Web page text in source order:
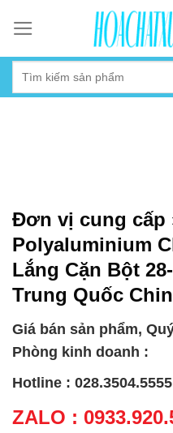
content
Đơn vị cung cấp
Polyaluminium
Lắng Cặn Bột
Trung Quốc
Giá bán sản phẩm,
Phòng kinh doanh :
Hotline :
ZALO :